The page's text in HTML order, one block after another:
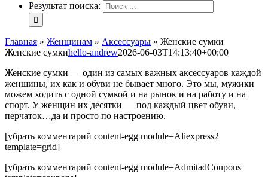
Результат поиска:
Главная » Женщинам » Аксессуары » Женские сумки
Женские сумкиhello-andrew2026-06-03T14:13:40+00:00
Женские сумки — один из самых важных аксессуаров каждой
женщины, их как и обуви не бывает много. Это мы, мужики
можем ходить с одной сумкой и на рынок и на работу и на
спорт. У женщин их десятки — под каждый цвет обуви,
перчаток…да и просто по настроению.
[убрать комментарий content-egg module=Aliexpress2
template=grid]
[убрать комментарий content-egg module=AdmitadCoupons